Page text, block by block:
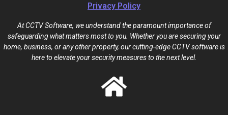
Privacy Policy
At CCTV Software, we understand the paramount importance of
safeguarding what matters most to you. Whether you are securing your
home, business, or any other property, our cutting-edge CCTV software is
here to elevate your security measures to the next level.